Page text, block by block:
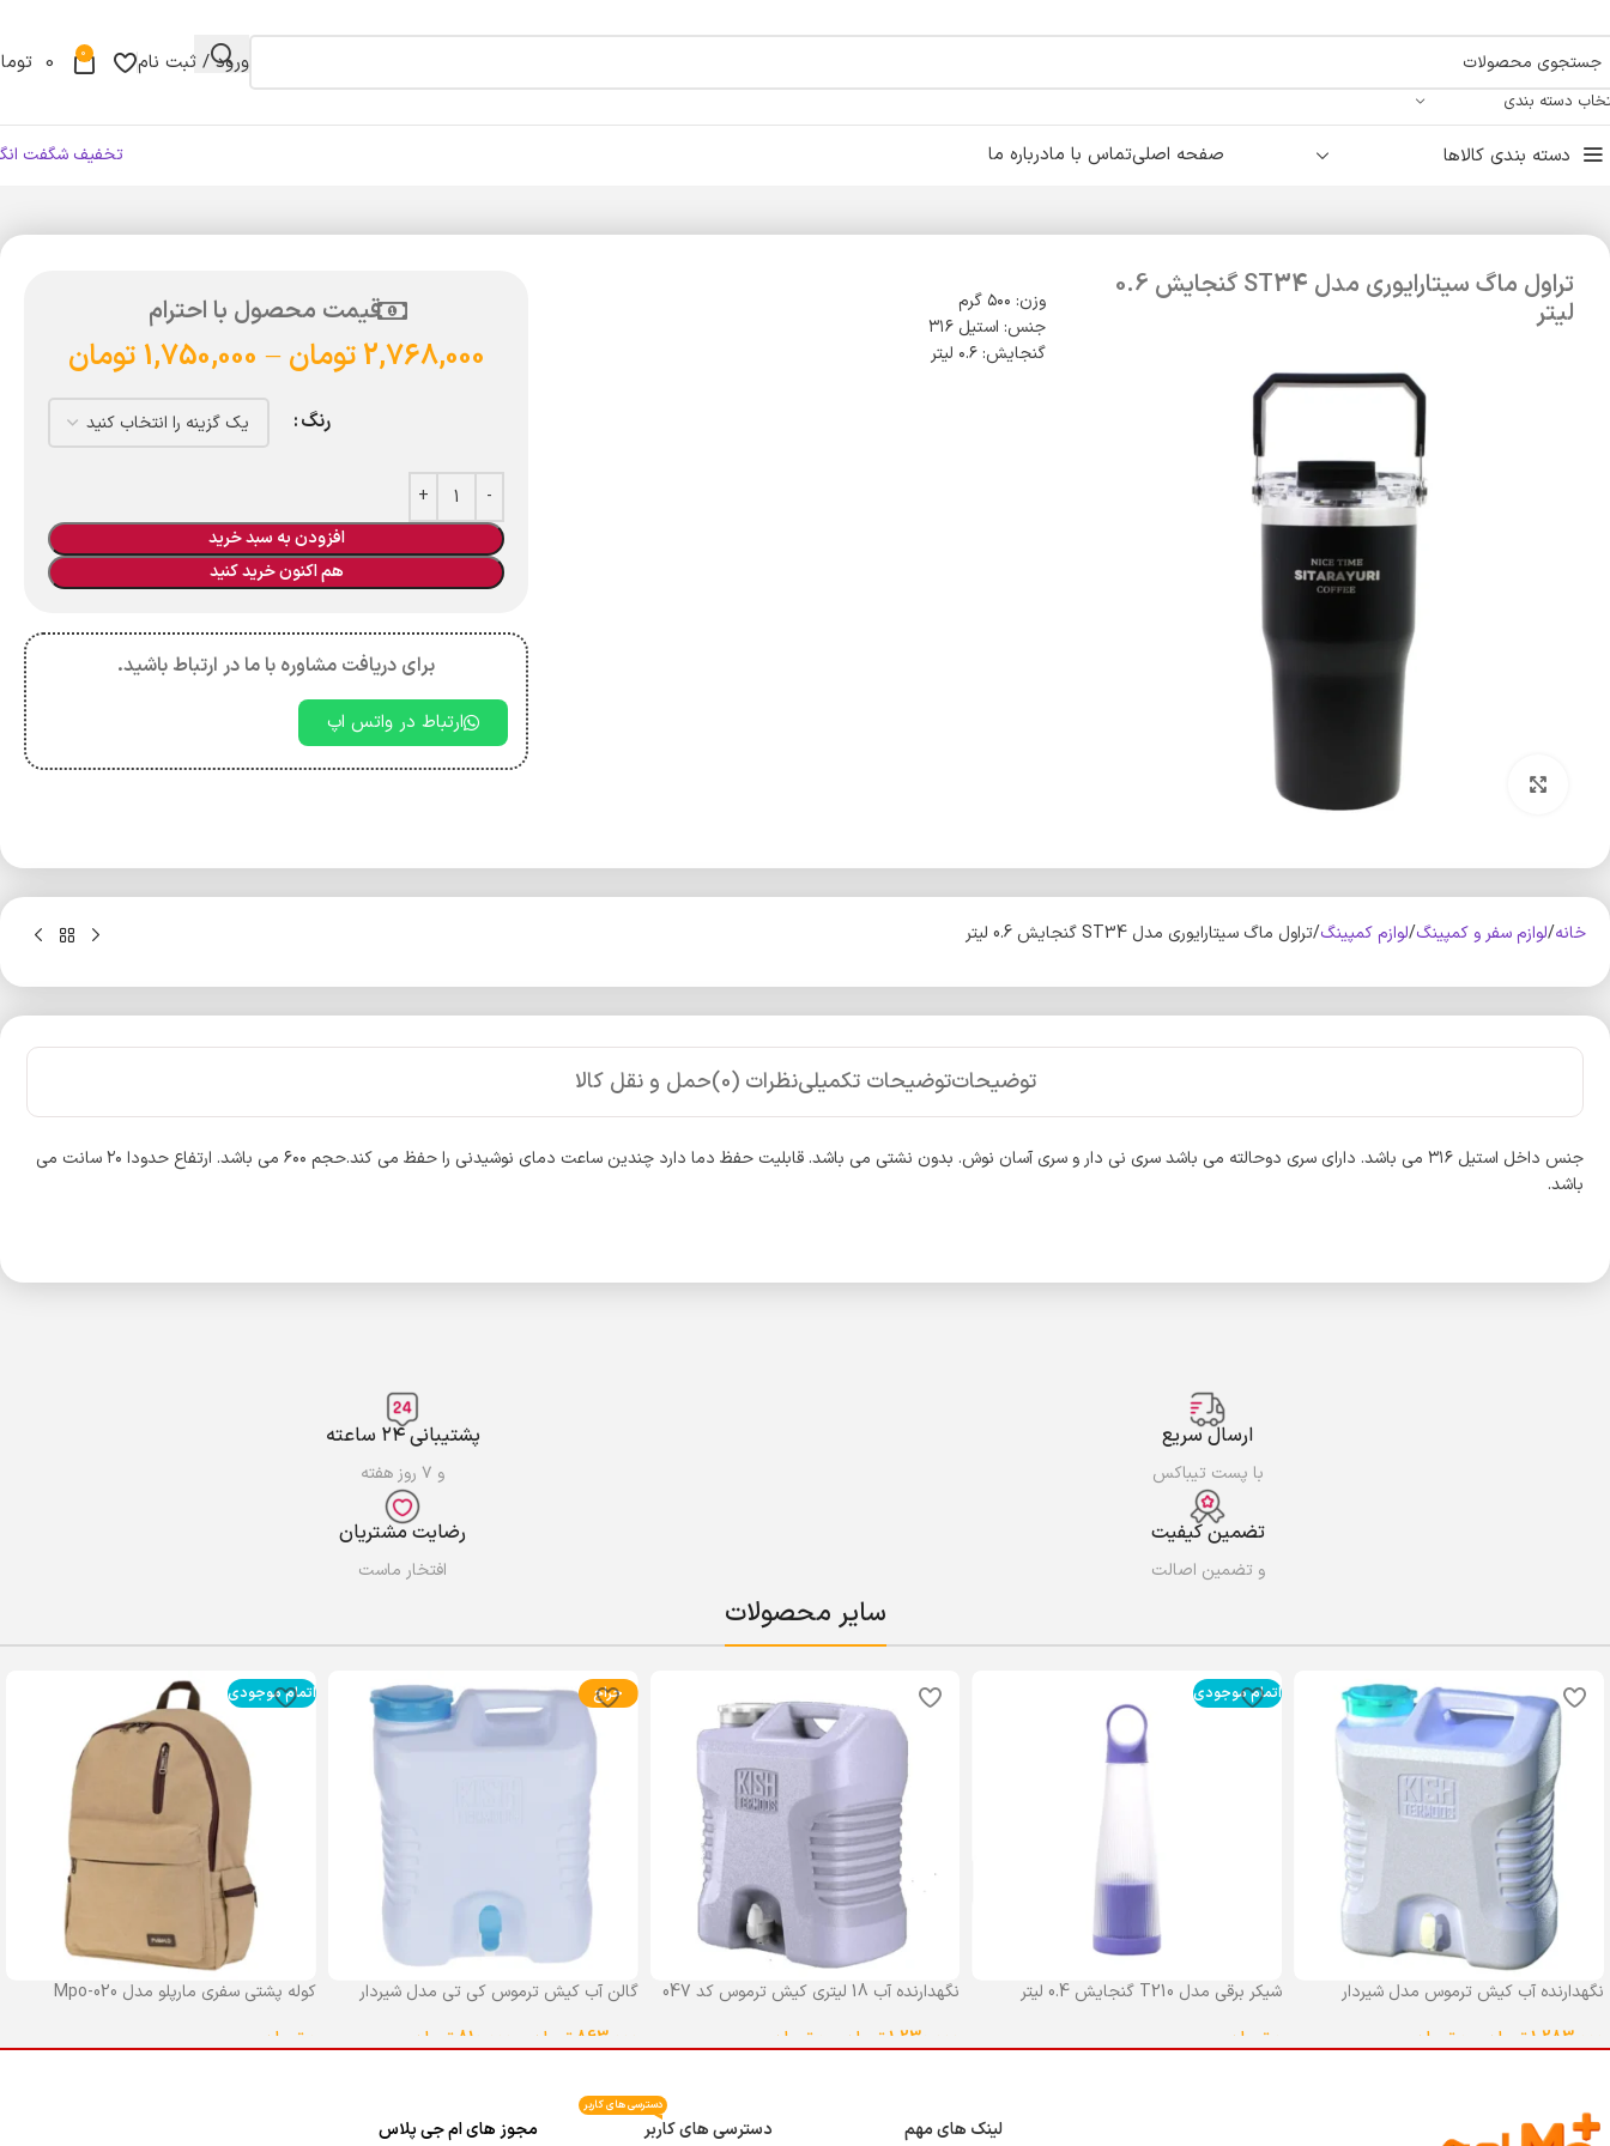
دسته بندی
ورود / ثبت نام 0
0
دسته بندی کالاها صفحه اصلیتماس با مادرباره ما تخفیف شگفت
تراول ماگ سیتارایوری مدل ST34 گنجایش 0.6
لیتر
وزن: ۵۰۰ گرم
جنس: استیل ۳۱۶
گنجایش: ۰.۶ لیتر
قیمت محصول با احترام
2,768,000 تومان –
1,750,000 تومان
رنگ
افزودن به سبد خرید
هم اکنون خرید کنید
برای دریافت مشاوره با ما در ارتباط باشید.
ارتباط در واتس اپ
خانه لوازم سفر و کمپینگ لوازم کمپینگ تراول ماگ سیتارایوری مدل ST34 گنجایش 0.6 لیتر
توضیحاتتوضیحات تکمیلینظرات (0) حمل و نقل کالا
جنس داخل استیل ۳۱۶ می باشد. دارای سری دوحالته می باشد سری نی دار و سری آسان نوش. بدون نشتی می باشد. قابلیت حفظ دما دارد چندین ساعت دمای نوشیدنی را حفظ می کند.حجم ۶۰۰ می باشد. ارتفاع حدودا ۲۰ سانت می
باشد.
ارسال سریع
با پست تیباکس
پشتیبانی ۲۴ ساعته
و ۷ روز هفته
تضمین کیفیت
و تضمین اصالت
رضایت مشتریان
افتخار ماست
سایر محصولات
نگهدارنده آب کیش ترموس مدل شیردار
1,283,000تومان تومان
اتمام موجودی
شیکر برقی مدل T210 گنجایش 0.4 لیتر
تومان
نگهدارنده آب 18 لیتری کیش ترموس کد 047
1,230,000تومان تومان
حراج
گالن آب کیش ترموس کی تی مدل شیردار
863,000 تومان 810,000 تومان
اتمام موجودی
کوله پشتی سفری مارپلو مدل Mpo-020
تومان
لینک های مهم دسترسی های کاربر
دسترسی های کاربر
مجوز های ام جی پلاس